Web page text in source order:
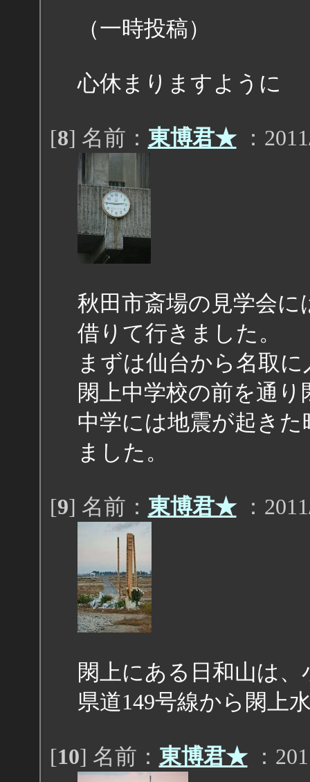
（一時投稿）
心休まりますように
[8] 名前： 東博君★：
秋田市斎場の見学会
借りて行きました。
まずは仙台から名取
閖上中学校の前を通
中学には地震が起き
ました。
[9] 名前： 東博君★：
閖上にある日和山は
県道149号線から閖上
[10] 名前： 東博君★：